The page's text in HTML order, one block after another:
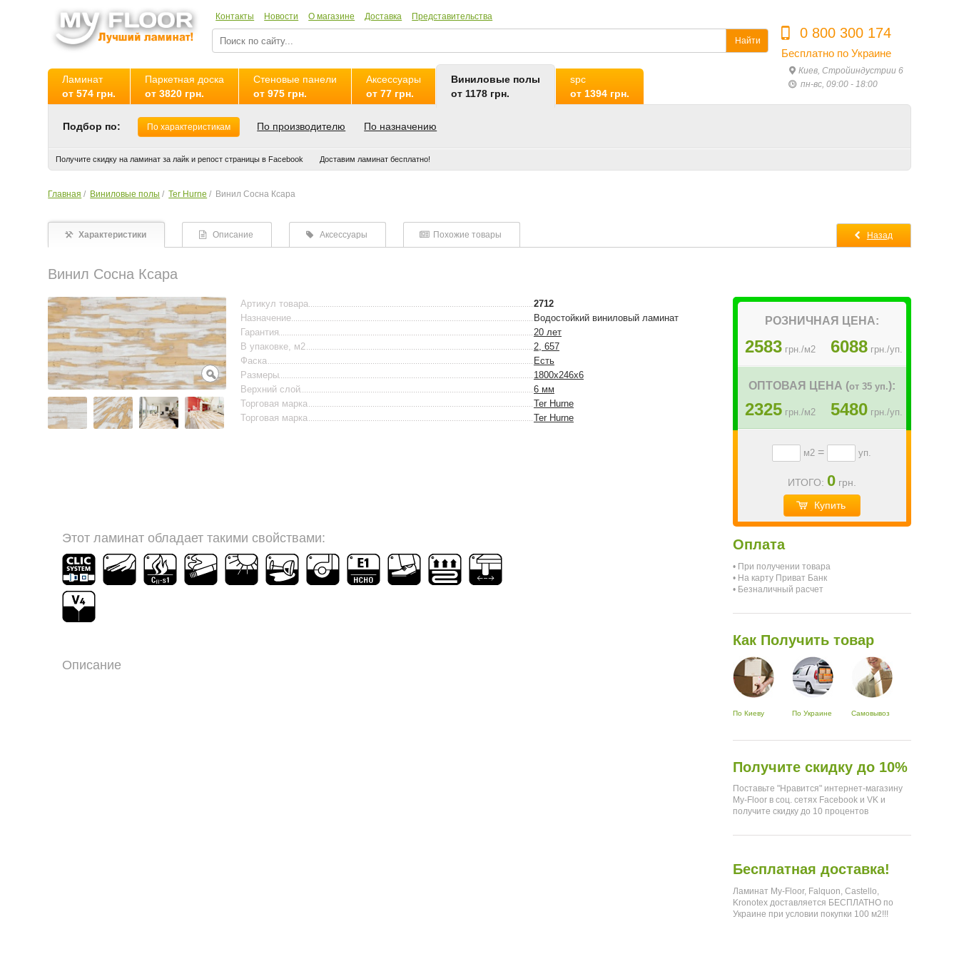
Контакты Новости О магазине Доставка Представительства
Найти 0 800 300 174
Бесплатно по Украине
Киев, Стройиндустрии 6
пн-вс, 09:00 - 18:00
Ламинат
от 574 грн.
Паркетная доска
от 3820 грн.
Стеновые панели
от 975 грн.
Аксессуары
от 77 грн.
Виниловые полы
от 1178 грн.
spc
от 1394 грн.
Подбор по: По характеристикам По производителю По назначению
Получите скидку на ламинат за лайк и репост страницы в Facebook Доставим ламинат бесплатно!
Главная / Виниловые полы / Ter Hurne / Винил Сосна Ксара
Характеристики Описание Аксессуары Похожие товары Назад
Винил Сосна Ксара
2712
Артикул товара
Водостойкий виниловый ламинат
Назначение
20 лет
Гарантия
2, 657
В упаковке, м2
Есть
Фаска
1800x246x6
Размеры
6 мм
Верхний слой
Ter Hurne
Торговая марка
Ter Hurne
Торговая марка
РОЗНИЧНАЯ ЦЕНА:
2583грн./м2 6088грн./уп.
ОПТОВАЯ ЦЕНА (от 35 уп.):
2325грн./м2 5480грн./уп.
м2 = уп.
ИТОГО: 0грн.
Купить
Оплата
• При получении товара
• На карту Приват Банк
• Безналичный расчет
Как Получить товар
По Киеву По Украине Самовывоз
Получите скидку до 10%
Поставьте "Нравится" интернет-магазину
My-Floor в соц. сетях Facebook и VK и
получите скидку до 10 процентов
Бесплатная доставка!
Ламинат My-Floor, Falquon, Castello,
Kronotex доставляется БЕСПЛАТНО по
Украине при условии покупки 100 м2!!!
Этот ламинат обладает такими свойствами:
Описание